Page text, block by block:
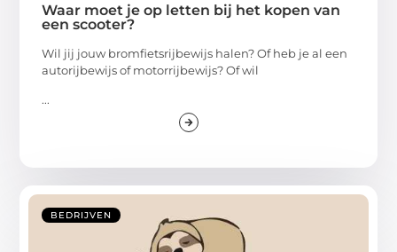
Waar moet je op letten bij het kopen van
een scooter?
Wil jij jouw bromfietsrijbewijs halen? Of heb je al een
autorijbewijs of motorrijbewijs? Of wil
...
BEDRIJVEN